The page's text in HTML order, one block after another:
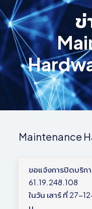
ข่
Maintenance
ขอแจ้งการปิดบริกา
61.19.248.108
ในวัน เสาร์ ที่ 27-